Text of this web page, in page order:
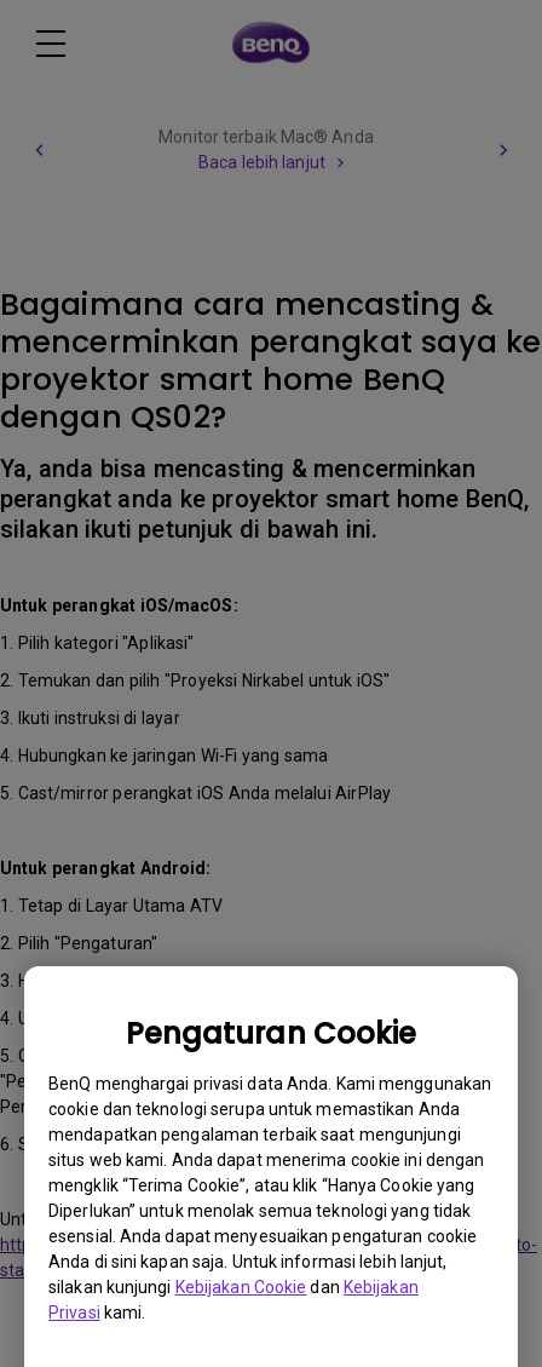
Pengaturan Cookie
BenQ menghargai privasi data Anda. Kami menggunakan
cookie dan teknologi serupa untuk memastikan Anda
mendapatkan pengalaman terbaik saat mengunjungi
situs web kami. Anda dapat menerima cookie ini dengan
mengklik “Terima Cookie”, atau klik “Hanya Cookie yang
Diperlukan” untuk menolak semua teknologi yang tidak
esensial. Anda dapat menyesuaikan pengaturan cookie
Anda di sini kapan saja. Untuk informasi lebih lanjut,
silakan kunjungi Kebijakan Cookie dan Kebijakan
Privasi kami.
Monitor terbaik Mac® Anda
Baca lebih lanjut
Bagaimana cara mencasting &
mencerminkan perangkat saya ke
proyektor smart home BenQ
dengan QS02?
Ya, anda bisa mencasting & mencerminkan
perangkat anda ke proyektor smart home BenQ,
silakan ikuti petunjuk di bawah ini.
Untuk perangkat iOS/macOS:
1. Pilih kategori "Aplikasi"
2. Temukan dan pilih "Proyeksi Nirkabel untuk iOS"
3. Ikuti instruksi di layar
4. Hubungkan ke jaringan Wi-Fi yang sama
5. Cast/mirror perangkat iOS Anda melalui AirPlay
Untuk perangkat Android:
1. Tetap di Layar Utama ATV
2. Pilih "Pengaturan"
3. Hubungkan ke jaringan Wi-Fi yang sama
4. Unduh aplikasi Google Home dari Google Play Store
5. Cast/mirror perangkat Android Anda dengan memilih
"Pengaturan/Perangkat Terhubung/Preferensi Koneksi/Cast/Pilih
Perangkat Anda"
6. Selesaikan casting
Untuk lebih jelasnya, silakan kunjungi tautan berikut:
https://www.benq.com/en-us/knowledge-center/knowledge/how-to-
start-benq-smart-home-projector.html